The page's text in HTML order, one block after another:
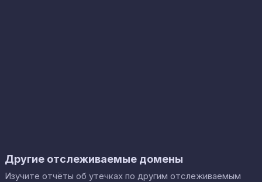
Другие отслеживаемые домены
Изучите отчёты об утечках по другим отслеживаемым